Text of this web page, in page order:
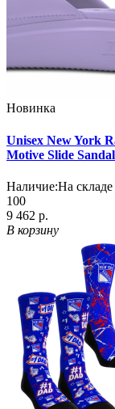
Новинка
Unisex New York
Motive Slide
Наличие:На
100
9 462 р.
В корзину